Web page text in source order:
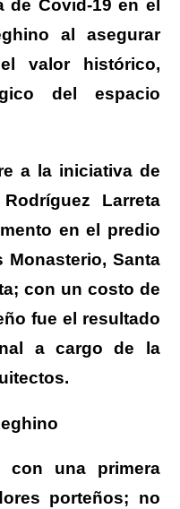
de Covid-19 en el
al asegurar
valor histórico,
del espacio
a la iniciativa de
Larreta
en el predio
Santa
con un costo de
fue el resultado
a cargo de la
con una primera
porteños; no